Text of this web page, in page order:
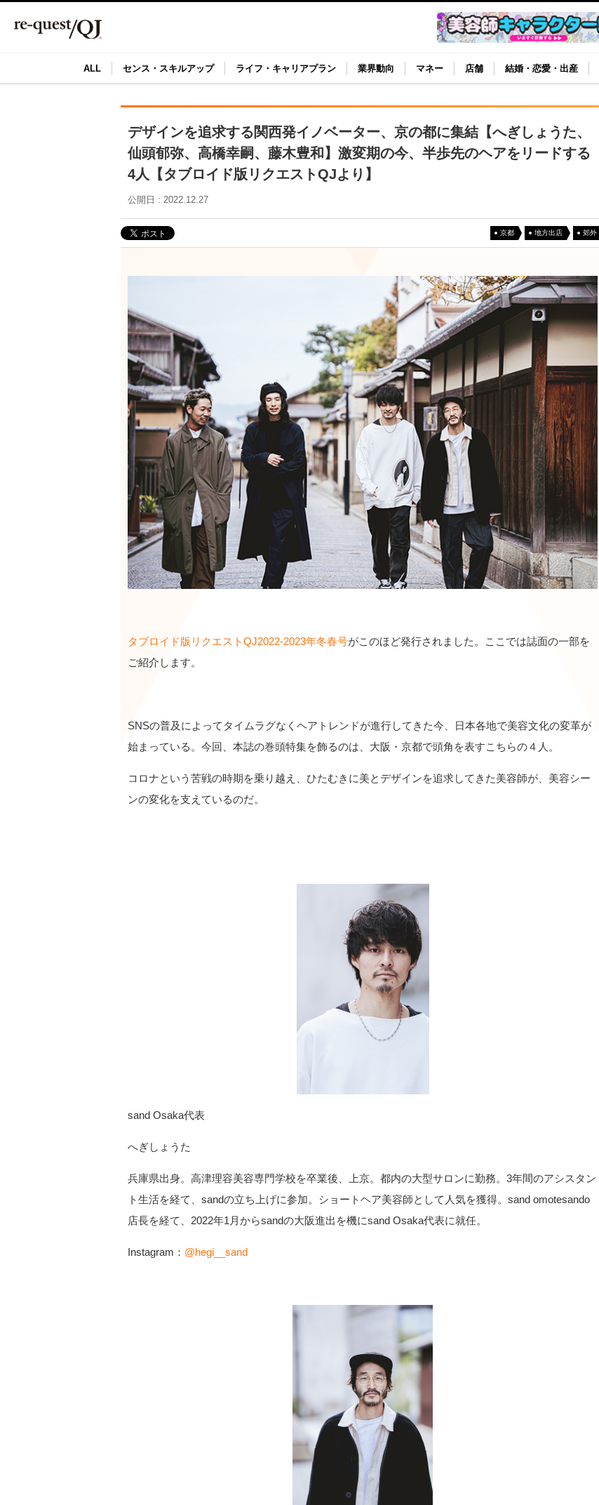
ALL センス・スキルアップ ライフ・キャリアプラン 業界動向 マネー 店舗 結婚・恋愛・出産
デザインを追求する関西発イノベーター、京の都に集結【へぎしょうた、
仙頭郁弥、高橋幸嗣、藤木豊和】激変期の今、半歩先のヘアをリードする
4人【タブロイド版リクエストQJより】
公開日 : 2022.12.27
京都 地方出店 郊外
タブロイド版リクエストQJ2022-2023年冬春号がこのほど発行されました。ここでは誌面の一部を
ご紹介します。
SNSの普及によってタイムラグなくヘアトレンドが進行してきた今、日本各地で美容文化の変革が
始まっている。今回、本誌の巻頭特集を飾るのは、大阪・京都で頭角を表すこちらの４人。
コロナという苦戦の時期を乗り越え、ひたむきに美とデザインを追求してきた美容師が、美容シー
ンの変化を支えているのだ。
sand Osaka代表
へぎしょうた
兵庫県出身。高津理容美容専門学校を卒業後、上京。都内の大型サロンに勤務。3年間のアシスタン
ト生活を経て、sandの立ち上げに参加。ショートヘア美容師として人気を獲得。sand omotesando
店長を経て、2022年1月からsandの大阪進出を機にsand Osaka代表に就任。
Instagram： @hegi__sand